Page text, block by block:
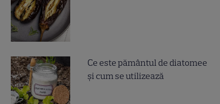
Ce este pământul de diatomee
și cum se utilizează